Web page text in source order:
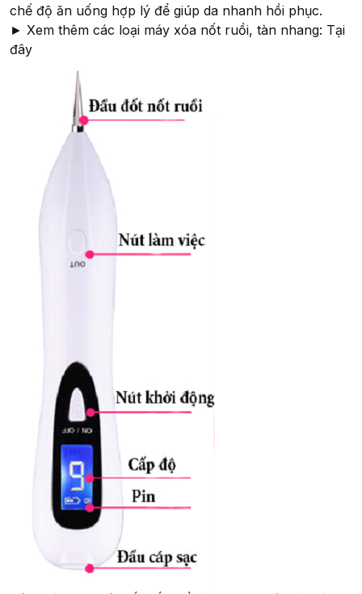
chế độ ăn uống hợp lý để giúp da nhanh hồi phục.
► Xem thêm các loại máy xóa nốt ruồi, tàn nhang: Tại
đây